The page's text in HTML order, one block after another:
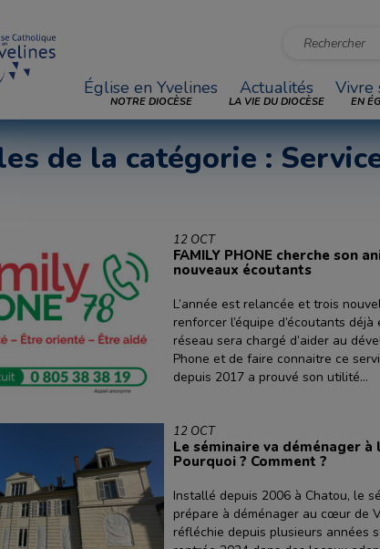
Église en Yvelines
NOTRE DIOCÈSE
Actualités
LA VIE DU DIOCÈSE
Vivre
EN
de la catégorie :
12 OCT
FAMILY PHONE cherche son
nouveaux écoutants
L’année est relancée et trois
renforcer l’équipe d’écoutants
réseau sera chargé d’aider au
Phone et de faire connaitre ce
depuis 2017 a prouvé son utilité...
12 OCT
Le séminaire va déménager à
Pourquoi ? Comment ?
Installé depuis 2006 à Chatou, le
prépare à déménager au cœur de
réfléchie depuis plusieurs années